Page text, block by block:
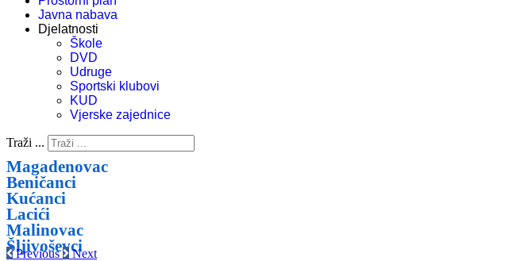
Javna nabava
Djelatnosti
Škole
DVD
Udruge
Sportski klubovi
KUD
Vjerske zajednice
Traži ...
Magadenovac
Beničanci
Kućanci
Lacići
Malinovac
Šljivoševci
Previous Next